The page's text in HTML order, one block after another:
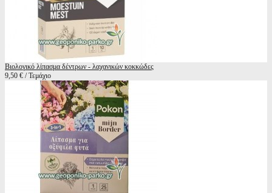
Βιολογικό λίπασμα δέντρων - λαχανικών κοκκώδες
9,50 € / Τεμάχιο